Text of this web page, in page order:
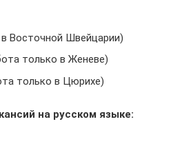
Восточной Швейцарии)
только в Женеве)
только в Цюрихе)
на русском языке: